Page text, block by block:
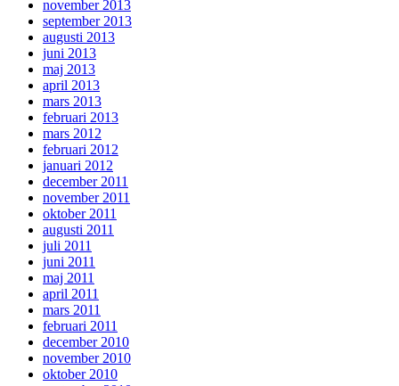
november 2013
september 2013
augusti 2013
juni 2013
maj 2013
april 2013
mars 2013
februari 2013
mars 2012
februari 2012
januari 2012
december 2011
november 2011
oktober 2011
augusti 2011
juli 2011
juni 2011
maj 2011
april 2011
mars 2011
februari 2011
december 2010
november 2010
oktober 2010